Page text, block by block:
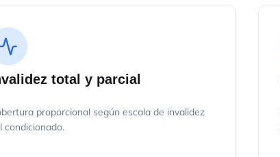
total y parcial
proporcional según escala de invalidez
condicionado.